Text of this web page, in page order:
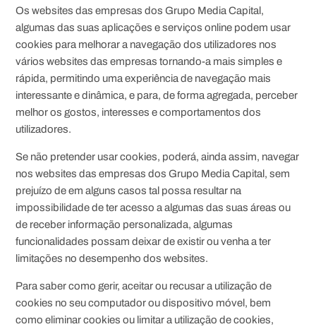
Os websites das empresas dos Grupo Media Capital,
algumas das suas aplicações e serviços online podem usar
cookies para melhorar a navegação dos utilizadores nos
vários websites das empresas tornando-a mais simples e
rápida, permitindo uma experiência de navegação mais
interessante e dinâmica, e para, de forma agregada, perceber
melhor os gostos, interesses e comportamentos dos
utilizadores.
Se não pretender usar cookies, poderá, ainda assim, navegar
nos websites das empresas dos Grupo Media Capital, sem
prejuízo de em alguns casos tal possa resultar na
impossibilidade de ter acesso a algumas das suas áreas ou
de receber informação personalizada, algumas
funcionalidades possam deixar de existir ou venha a ter
limitações no desempenho dos websites.
Para saber como gerir, aceitar ou recusar a utilização de
cookies no seu computador ou dispositivo móvel, bem
como eliminar cookies ou limitar a utilização de cookies,